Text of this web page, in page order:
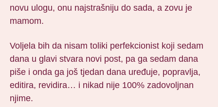
novu ulogu, onu najstrašniju do sada, a zovu je
mamom.
Voljela bih da nisam toliki perfekcionist koji sedam
dana u glavi stvara novi post, pa ga sedam dana
piše i onda ga još tjedan dana uređuje, popravlja,
editira, revidira… i nikad nije 100% zadovoljnan
njime.